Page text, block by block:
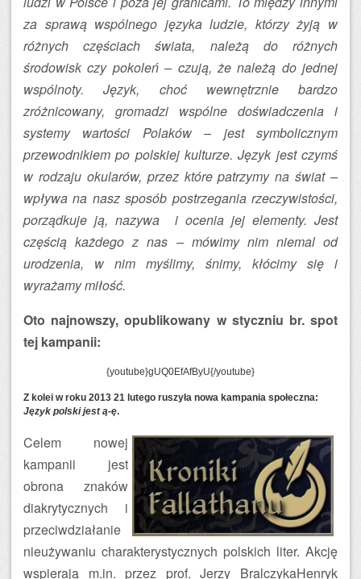
za sprawą wspólnego języka ludzie, którzy żyją w
różnych częściach świata, należą do różnych
środowisk czy pokoleń – czują, że należą do jednej
wspólnoty. Język, choć wewnętrznie bardzo
zróżnicowany, gromadzi wspólne doświadczenia i
systemy wartości Polaków – jest symbolicznym
przewodnikiem po polskiej kulturze. Język jest czymś
w rodzaju okularów, przez które patrzymy na świat –
wpływa na nasz sposób postrzegania rzeczywistości,
porządkuje ją, nazywa i ocenia jej elementy. Jest
częścią każdego z nas – mówimy nim niemal od
urodzenia, w nim myślimy, śnimy, kłócimy się i
wyrażamy miłość.
Oto najnowszy, opublikowany w styczniu br. spot
tej kampanii:
{youtube}gUQ0EfAfByU{/youtube}
Z kolei w roku 2013 21 lutego ruszyła nowa kampania społeczna:
Język polski jest ą-ę.
Celem nowej
kampanii jest
obrona znaków
diakrytycznych i
przeciwdziałanie
nieużywaniu charakterystycznych polskich liter. Akcję
wspierają m.in. przez prof. Jerzy BralczykaHenryk